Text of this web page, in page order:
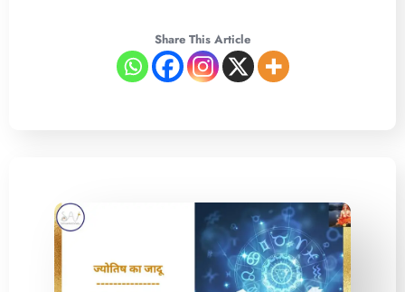
Share This Article